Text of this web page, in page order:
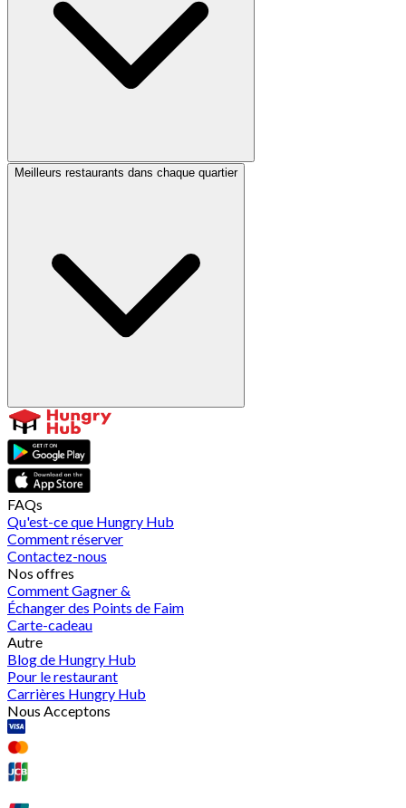
Meilleurs restaurants dans chaque quartier
FAQs
Qu'est-ce que Hungry Hub
Comment réserver
Contactez-nous
Nos offres
Comment Gagner &
Échanger des Points de Faim
Carte-cadeau
Autre
Blog de Hungry Hub
Pour le restaurant
Carrières Hungry Hub
Nous Acceptons